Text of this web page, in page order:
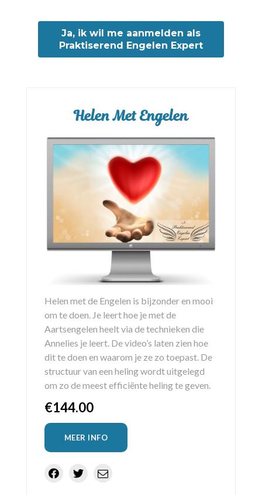
Ja, ik wil me aanmelden als
Praktiserend Engelen Expert
Helen Met Engelen
Helen met de Engelen is bijzonder en mooi
om te doen. Je leert hoe je met de
Aartsengelen heelt via de technieken die
Annelies je leert. De video’s laten zien hoe
dit te doen en waarom je ze zo toepast. De
structuur van een heling wordt uitgelegd
om zo de meest efficiënte heling te geven.
€144.00
MEER INFO